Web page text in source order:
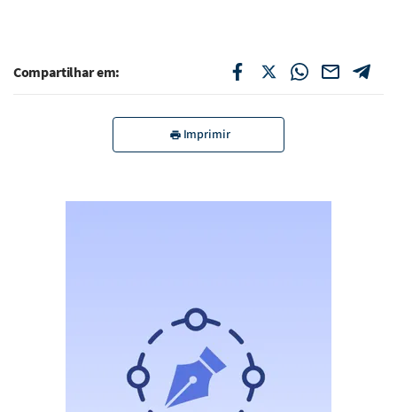
Compartilhar em:
Imprimir